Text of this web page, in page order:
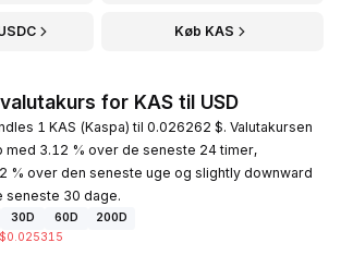
Køb KAS
for KAS til USD
1 KAS (Kaspa) til 0.026262 $. Valutakursen
med 3.12 % over de seneste 24 timer,
% over den seneste uge og slightly downward
seneste 30 dage.
30D 60D
200D
$0.025315